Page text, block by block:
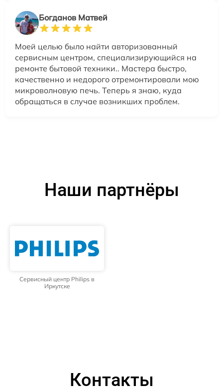
Богданов Матвей
Моей целью было найти авторизованный
сервисным центром, специализирующийся на
ремонте бытовой техники.. Мастера быстро,
качественно и недорого отремонтировали мою
микроволновую печь. Теперь я знаю, куда
обращаться в случае возникших проблем.
Наши партнёры
Сервисный центр Philips в
Иркутске
Контакты